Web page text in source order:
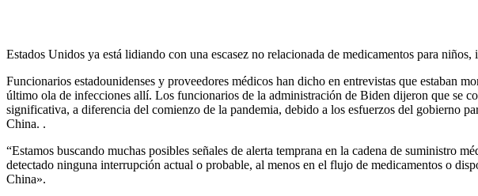
Estados Unidos ya está lidiando con una escasez no relacionada de medicamentos para
Funcionarios estadounidenses y proveedores médicos han dicho en entrevistas que estaban
último ola de infecciones allí. Los funcionarios de la administración de Biden dijeron que se
significativa, a diferencia del comienzo de la pandemia, debido a los esfuerzos del gobierno
China. .
“Estamos buscando muchas posibles señales de alerta temprana en la cadena de
detectado ninguna interrupción actual o probable, al menos en el flujo de medicamentos o
China».